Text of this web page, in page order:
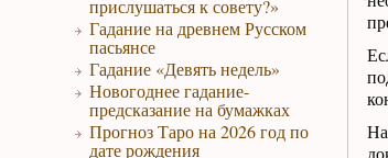
прислушаться к совету?»
Гадание на древнем Русском
пасьянсе
Гадание «Девять недель»
Новогоднее гадание-
предсказание на бумажках
Прогноз Таро на 2026 год по
дате рождения